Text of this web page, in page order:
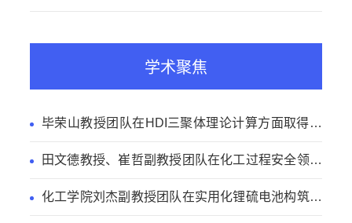
学术聚焦
毕荣山教授团队在HDI三聚体理论计算方面取得新
田文德教授、崔哲副教授团队在化工过程安全领域
化工学院刘杰副教授团队在实用化锂硫电池构筑方